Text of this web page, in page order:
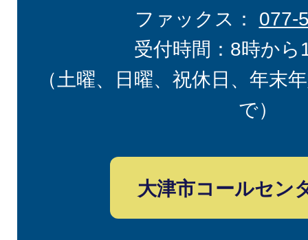
ファックス： 077-
受付時間：8時から
（土曜、日曜、祝休日、年末
で）
大津市コールセン